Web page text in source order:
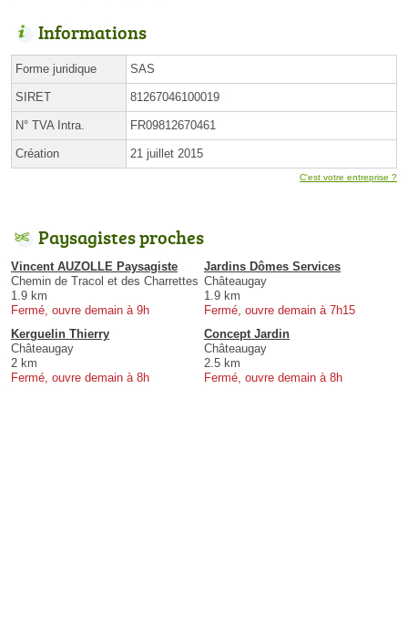
Informations
Forme juridique SAS
SIRET 81267046100019
N° TVA Intra. FR09812670461
Création 21 juillet 2015
C'est votre entreprise ?
Paysagistes proches
Vincent AUZOLLE Paysagiste
Chemin de Tracol et des Charrettes
1.9 km
Fermé, ouvre demain à 9h
Jardins Dômes Services
Châteaugay
1.9 km
Fermé, ouvre demain à 7h15
Kerguelin Thierry
Châteaugay
2 km
Fermé, ouvre demain à 8h
Concept Jardin
Châteaugay
2.5 km
Fermé, ouvre demain à 8h